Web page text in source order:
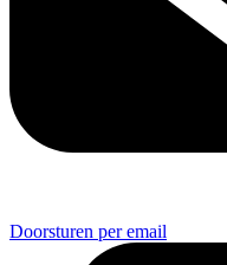
Doorsturen per email